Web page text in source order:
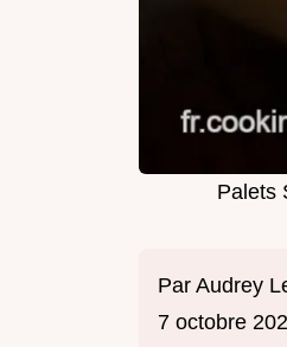
Palets
Par Audrey
7 octobre